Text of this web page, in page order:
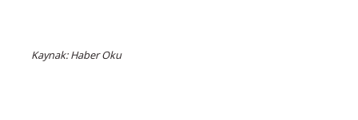
Kaynak: Haber Oku